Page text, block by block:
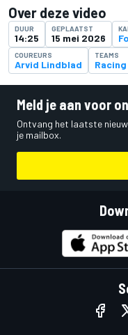
Over deze video
DUUR
14:25
GEPLAATST
15 mei 2026
COUREURS
Arvid Lindblad
TEAMS
Meld je aan voor
Ontvang het laatste
je mailbox.